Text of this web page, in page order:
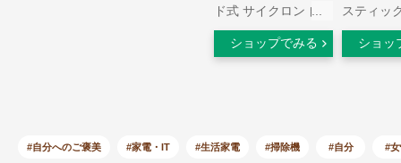
ド式 サイクロン 自
立式 吸込仕事率70W
TC-E123 ブラック
スティッククリーナ
ショップでみる
スティッ
ー 2WAY
ZSC-
ーナー ハ
ショッ
#自分へのご褒美 #家電・IT #生活家電 #掃除機 #自分 #